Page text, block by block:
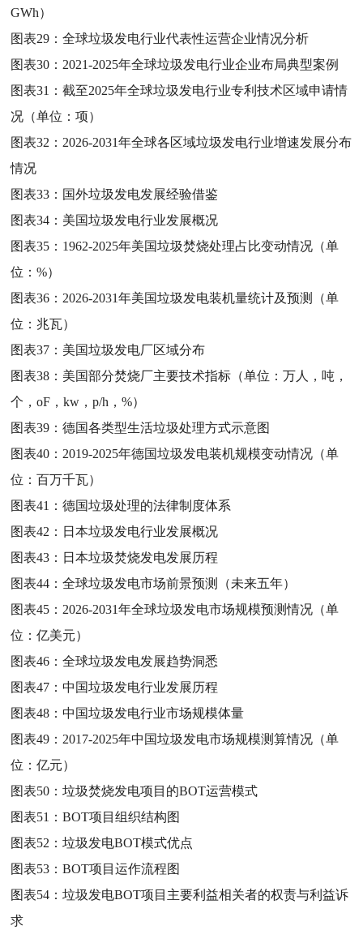
GWh）
图表29：全球垃圾发电行业代表性运营企业情况分析
图表30： 2021-2025年全球垃圾发电行业企业布局典型案例
图表31：截至2025年全球垃圾发电行业专利技术区域申请情
况（单位：项）
图表32： 2026-2031年全球各区域垃圾发电行业增速发展分布
情况
图表33： 国外垃圾发电发展经验借鉴
图表34： 美国垃圾发电行业发展概况
图表35： 1962-2025年美国垃圾焚烧处理占比变动情况（单
位：%）
图表36： 2026-2031年美国垃圾发电装机量统计及预测（单
位：兆瓦）
图表37： 美国垃圾发电厂区域分布
图表38： 美国部分焚烧厂主要技术指标（单位：万人，吨，
个，οF，kw，p/h，%）
图表39：德国各类型生活垃圾处理方式示意图
图表40： 2019-2025年德国垃圾发电装机规模变动情况（单
位：百万千瓦）
图表41：德国垃圾处理的法律制度体系
图表42： 日本垃圾发电行业发展概况
图表43： 日本垃圾焚烧发电发展历程
图表44：全球垃圾发电市场前景预测（未来五年）
图表45： 2026-2031年全球垃圾发电市场规模预测情况（单
位：亿美元）
图表46：全球垃圾发电发展趋势洞悉
图表47：中国垃圾发电行业发展历程
图表48：中国垃圾发电行业市场规模体量
图表49： 2017-2025年中国垃圾发电市场规模测算情况（单
位：亿元）
图表50：垃圾焚烧发电项目的BOT运营模式
图表51：BOT项目组织结构图
图表52：垃圾发电BOT模式优点
图表53：BOT项目运作流程图
图表54：垃圾发电BOT项目主要利益相关者的权责与利益诉
求